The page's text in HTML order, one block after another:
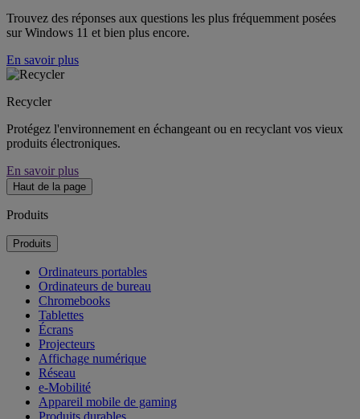
Trouvez des réponses aux questions les plus fréquemment posées
sur Windows 11 et bien plus encore.
En savoir plus
Recycler
Protégez l'environnement en échangeant ou en recyclant vos vieux
produits électroniques.
En savoir plus
Haut de la page
Produits
Produits
Ordinateurs portables
Ordinateurs de bureau
Chromebooks
Tablettes
Écrans
Projecteurs
Affichage numérique
Réseau
e-Mobilité
Appareil mobile de gaming